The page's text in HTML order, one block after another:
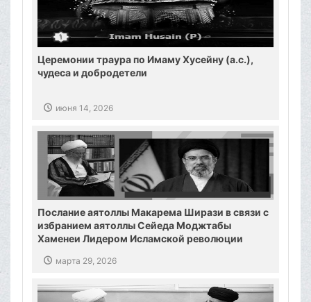
Церемонии траура по Имаму Хусейну (а.с.),
чудеса и добродетели
июня 14, 2026
Послание аятоллы Макарема Ширази в связи с
избранием аятоллы Сейеда Моджтабы
Хаменеи Лидером Исламской революции
марта 29, 2026